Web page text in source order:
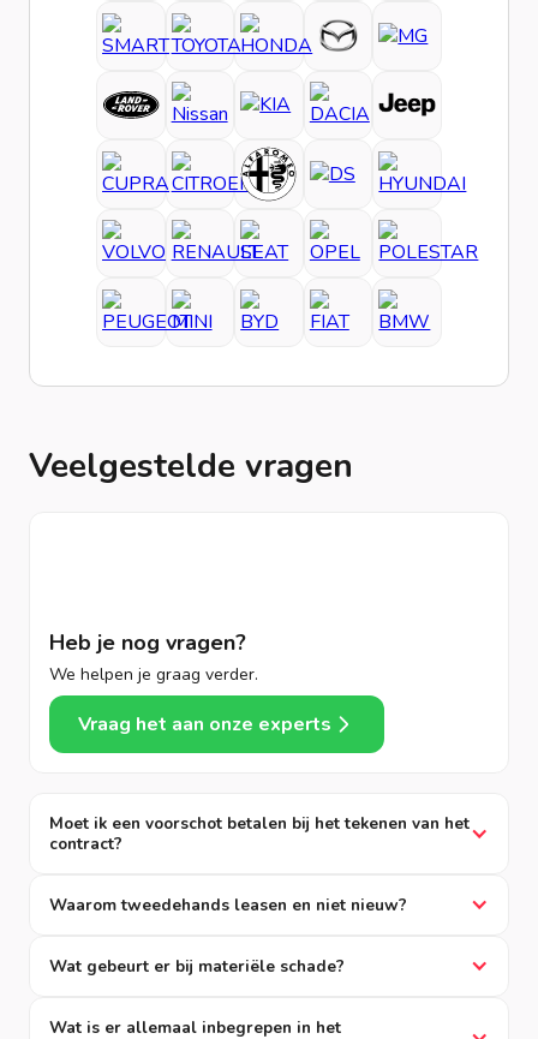
Veelgestelde vragen
Heb je nog vragen?
We helpen je graag verder.
Vraag het aan onze experts
Moet ik een voorschot betalen bij het tekenen van het
contract?
Waarom tweedehands leasen en niet nieuw?
Wat gebeurt er bij materiële schade?
Wat is er allemaal inbegrepen in het